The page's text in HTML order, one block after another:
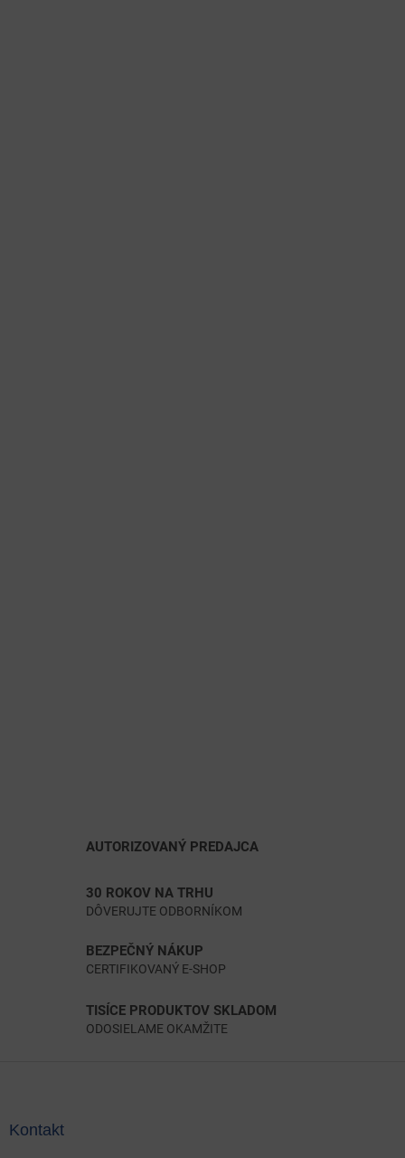
AUTORIZOVANÝ PREDAJCA
30 ROKOV NA TRHU
DÔVERUJTE ODBORNÍKOM
BEZPEČNÝ NÁKUP
CERTIFIKOVANÝ E-SHOP
TISÍCE PRODUKTOV SKLADOM
ODOSIELAME OKAMŽITE
Kontakt